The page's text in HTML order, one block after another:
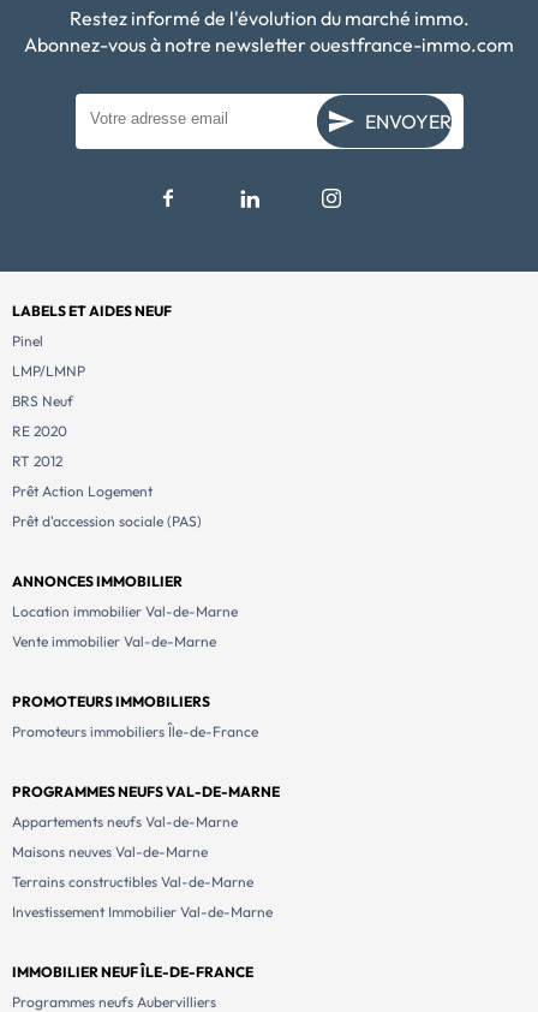
Restez informé de l'évolution du marché immo.
Abonnez-vous à notre newsletter ouestfrance-immo.com
ENVOYER
LABELS ET AIDES NEUF
Pinel
LMP/LMNP
BRS Neuf
RE 2020
RT 2012
Prêt Action Logement
Prêt d'accession sociale (PAS)
ANNONCES IMMOBILIER
Location immobilier Val-de-Marne
Vente immobilier Val-de-Marne
PROMOTEURS IMMOBILIERS
Promoteurs immobiliers Île-de-France
PROGRAMMES NEUFS VAL-DE-MARNE
Appartements neufs Val-de-Marne
Maisons neuves Val-de-Marne
Terrains constructibles Val-de-Marne
Investissement Immobilier Val-de-Marne
IMMOBILIER NEUF ÎLE-DE-FRANCE
Programmes neufs Aubervilliers